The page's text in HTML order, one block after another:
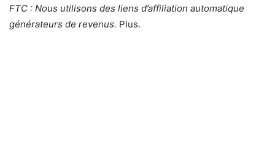
FTC : Nous utilisons des liens d’affiliation automatique
générateurs de revenus. Plus.